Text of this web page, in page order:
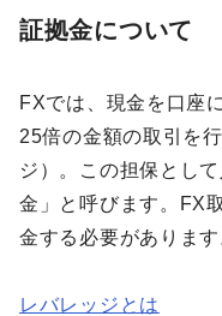
証拠金について
FXでは、現金を口座
25倍の金額の取引を
ジ）。この担保とし
金」と呼びます。FX
金する必要があります
レバレッジとは